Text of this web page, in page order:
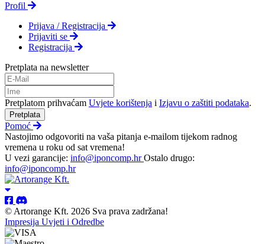
Profil
Prijava / Registracija
Prijaviti se
Registracija
Pretplata na newsletter
Pretplatom prihvaćam Uvjete korištenja i Izjavu o zaštiti podataka.
Pretplata
Pomoć
Nastojimo odgovoriti na vaša pitanja e-mailom tijekom radnog
vremena u roku od sat vremena!
U vezi garancije: info@iponcomp.hrOstalo drugo:
info@iponcomp.hr
© Artorange Kft. 2026 Sva prava zadržana!
Impresija Uvjeti i Odredbe